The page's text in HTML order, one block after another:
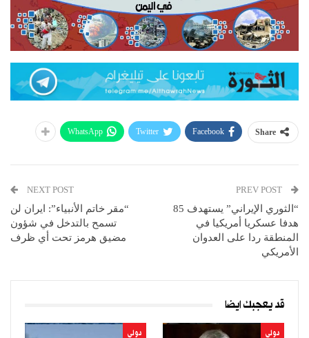
Share
Facebook
Twitter
WhatsApp
“الثوري الإيراني” يستهدف 85
هدفا عسكريا أمريكيا في
المنطقة ردا على العدوان
الأمريكي
NEXT POST
“مقر خاتم الأنبياء”: ايران لن
تسمح بالتدخل في شؤون
مضيق هرمز تحت أي ظرف
قد يعجبك ايضا
دولي دولي